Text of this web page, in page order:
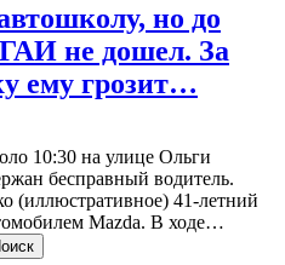
но до
не дошел. За
ему грозит…
10:30 на улице Ольги
бесправный водитель.
(иллюстративное) 41-летний
Mazda. В ходе…